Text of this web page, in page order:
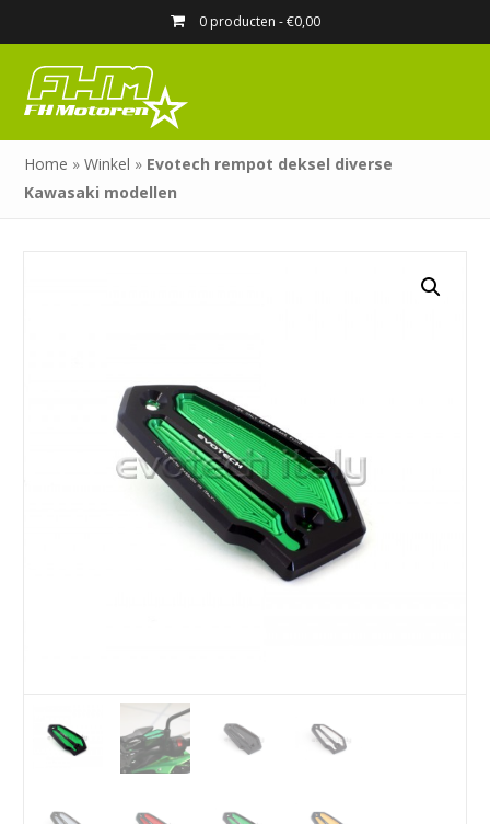
0 producten -€0,00
Home »Winkel » Evotech rempot deksel diverse
Kawasaki modellen